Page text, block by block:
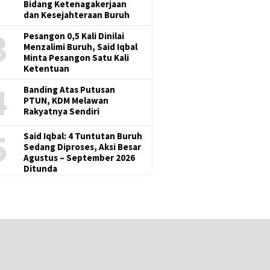
Bidang Ketenagakerjaan
dan Kesejahteraan Buruh
Pesangon 0,5 Kali Dinilai
Menzalimi Buruh, Said Iqbal
Minta Pesangon Satu Kali
Ketentuan
Banding Atas Putusan
PTUN, KDM Melawan
Rakyatnya Sendiri
Said Iqbal: 4 Tuntutan Buruh
Sedang Diproses, Aksi Besar
Agustus – September 2026
Ditunda